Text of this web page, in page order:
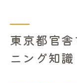
東京都官
ニング知識